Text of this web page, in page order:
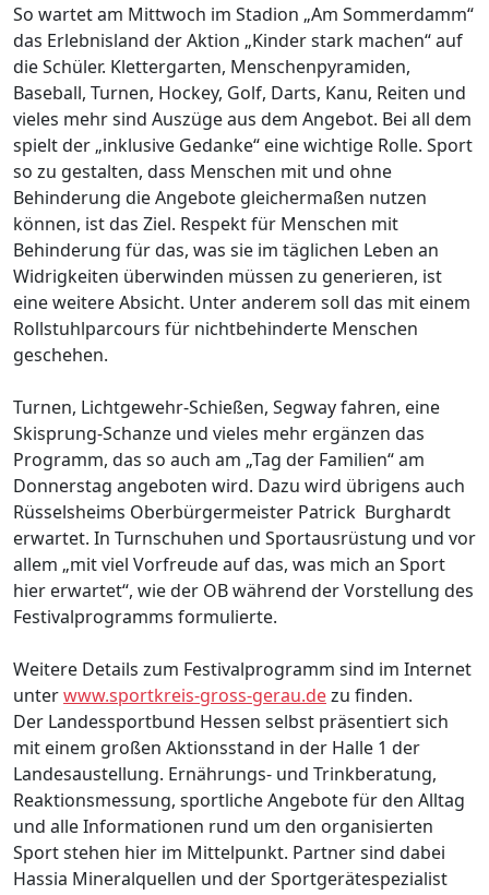
So wartet am Mittwoch im Stadion „Am Sommerdamm“
das Erlebnisland der Aktion „Kinder stark machen“ auf
die Schüler. Klettergarten, Menschenpyramiden,
Baseball, Turnen, Hockey, Golf, Darts, Kanu, Reiten und
vieles mehr sind Auszüge aus dem Angebot. Bei all dem
spielt der „inklusive Gedanke“ eine wichtige Rolle. Sport
so zu gestalten, dass Menschen mit und ohne
Behinderung die Angebote gleichermaßen nutzen
können, ist das Ziel. Respekt für Menschen mit
Behinderung für das, was sie im täglichen Leben an
Widrigkeiten überwinden müssen zu generieren, ist
eine weitere Absicht. Unter anderem soll das mit einem
Rollstuhlparcours für nichtbehinderte Menschen
geschehen.
Turnen, Lichtgewehr-Schießen, Segway fahren, eine
Skisprung-Schanze und vieles mehr ergänzen das
Programm, das so auch am „Tag der Familien“ am
Donnerstag angeboten wird. Dazu wird übrigens auch
Rüsselsheims Oberbürgermeister Patrick Burghardt
erwartet. In Turnschuhen und Sportausrüstung und vor
allem „mit viel Vorfreude auf das, was mich an Sport
hier erwartet“, wie der OB während der Vorstellung des
Festivalprogramms formulierte.
Weitere Details zum Festivalprogramm sind im Internet
unterwww.sportkreis-gross-gerau.dezu finden.
Der Landessportbund Hessen selbst präsentiert sich
mit einem großen Aktionsstand in der Halle 1 der
Landesaustellung. Ernährungs- und Trinkberatung,
Reaktionsmessung, sportliche Angebote für den Alltag
und alle Informationen rund um den organisierten
Sport stehen hier im Mittelpunkt. Partner sind dabei
Hassia Mineralquellen und der Sportgerätespezialist